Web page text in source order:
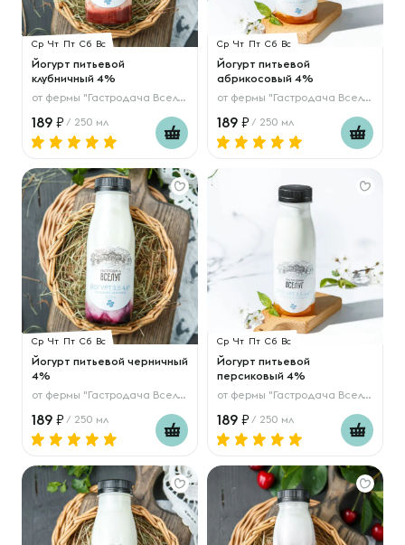
Ср Чт Пт Сб Вс
Йогурт питьевой
клубничный 4%
от фермы "Гастродача Вселуг"
189 / 250 мл
Ср Чт Пт Сб Вс
Йогурт питьевой
абрикосовый 4%
от фермы "Гастродача Вселуг"
189 / 250 мл
Ср Чт Пт Сб Вс
Йогурт питьевой черничный
4%
от фермы "Гастродача Вселуг"
189 / 250 мл
Ср Чт Пт Сб Вс
Йогурт питьевой
персиковый 4%
от фермы "Гастродача Вселуг"
189 / 250 мл